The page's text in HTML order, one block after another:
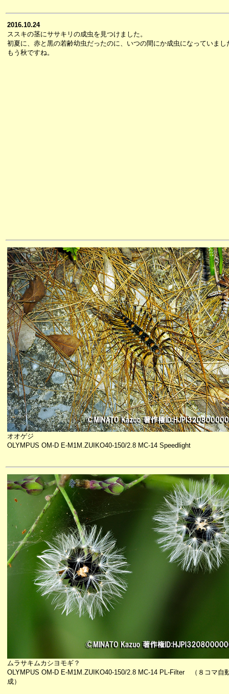
2016.10.24
ススキの茎にササキリの成虫を見つけました。
初夏に、赤と黒の若齢幼虫だったのに、いつの間にか成虫になっていまし
もう秋ですね。
オオゲジ
OLYMPUS OM-D E-M1M.ZUIKO40-150/2.8 MC-14 Speedlight
ムラサキムカシヨモギ？
OLYMPUS OM-D E-M1M.ZUIKO40-150/2.8 MC-14 PL-Filter （８コマ自
成）